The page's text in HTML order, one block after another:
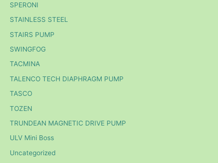
SPERONI
STAINLESS STEEL
STAIRS PUMP
SWINGFOG
TACMINA
TALENCO TECH DIAPHRAGM PUMP
TASCO
TOZEN
TRUNDEAN MAGNETIC DRIVE PUMP
ULV Mini Boss
Uncategorized